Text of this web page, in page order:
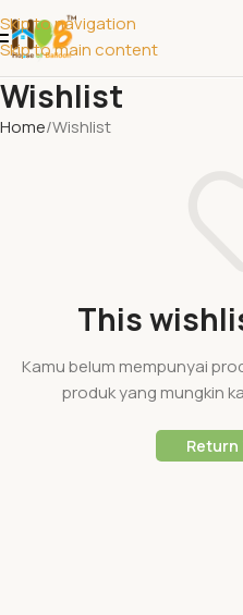
Skip to navigation
Skip to main content
Wishlist
Home Wishlist
This
Kamu belum mempunyai
produk yang mungkin
Return